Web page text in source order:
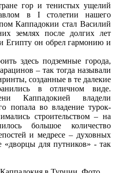
гор и тенистых ущелий
в I столетии нашего
Каппадокии стал Василий
землях после долгих лет
Египту он обрел гармонию и
здесь подземные города,
– так тогда называли
созданные в те далекие
в отличном виде.
Каппадокией владели
попала во владение турок-
строительством – на
большое количество
и медресе – духовных
для путников» - так